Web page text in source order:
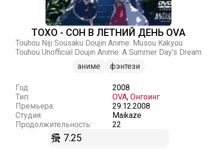
ТОХО - СОН В ЛЕТНИЙ ДЕНЬ OVA
Touhou Niji Sousaku Doujin Anime: Musou Kakyou
Touhou Unofficial Doujin Anime: A Summer Day's Dream
аниме
фэнтези
Год:
2008
Тип:
OVA, Онгоинг
Премьера:
29.12.2008
Студия:
Maikaze
Продолжительность:
22
7.25